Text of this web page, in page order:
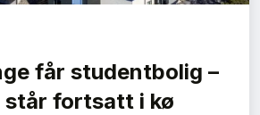
får studentbolig –
står fortsatt i kø